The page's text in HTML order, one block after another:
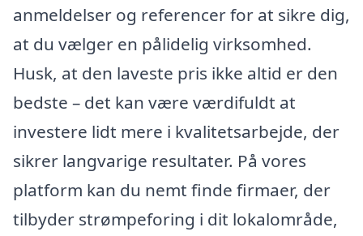
anmeldelser og referencer for at sikre dig,
at du vælger en pålidelig virksomhed.
Husk, at den laveste pris ikke altid er den
bedste – det kan være værdifuldt at
investere lidt mere i kvalitetsarbejde, der
sikrer langvarige resultater. På vores
platform kan du nemt finde firmaer, der
tilbyder strømpeforing i dit lokalområde,